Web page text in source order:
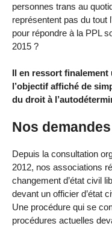
personnes trans au
représentent pas du tout
pour répondre à la PPL
2015 ?
Il en ressort
l’objectif affiché de
du droit à
Nos
Depuis la consultation
2012, nos associations
changement d’état civil
devant un officier d’état
Une procédure qui se
procédures actuelles